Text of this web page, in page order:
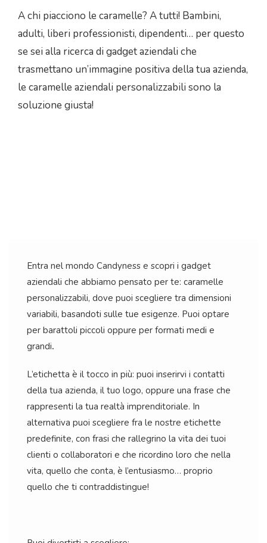
A chi piacciono le caramelle? A tutti! Bambini,
adulti, liberi professionisti, dipendenti… per questo
se sei alla ricerca di gadget aziendali che
trasmettano un’immagine positiva della tua azienda,
le caramelle aziendali personalizzabili sono la
soluzione giusta!
Entra nel mondo Candyness e scopri i gadget
aziendali che abbiamo pensato per te: caramelle
personalizzabili, dove puoi scegliere tra dimensioni
variabili, basandoti sulle tue esigenze. Puoi optare
per barattoli piccoli oppure per formati medi e
grandi.
L’etichetta è il tocco in più: puoi inserirvi i contatti
della tua azienda, il tuo logo, oppure una frase che
rappresenti la tua realtà imprenditoriale. In
alternativa puoi scegliere fra le nostre etichette
predefinite, con frasi che rallegrino la vita dei tuoi
clienti o collaboratori e che ricordino loro che nella
vita, quello che conta, è l’entusiasmo… proprio
quello che ti contraddistingue!